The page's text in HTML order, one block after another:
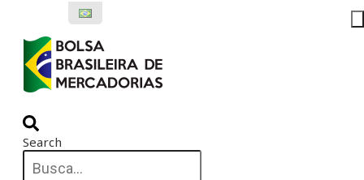
conteúdo
Search